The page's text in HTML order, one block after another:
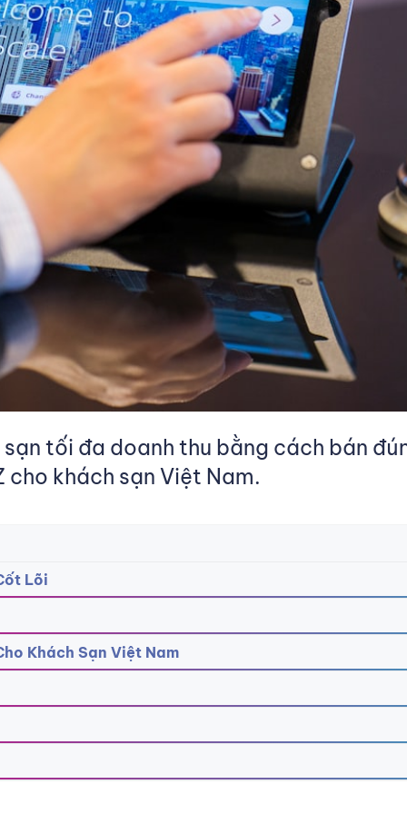
tối đa doanh thu bằng cách bán
khách sạn Việt Nam.
Lõi
Khách Sạn Việt Nam